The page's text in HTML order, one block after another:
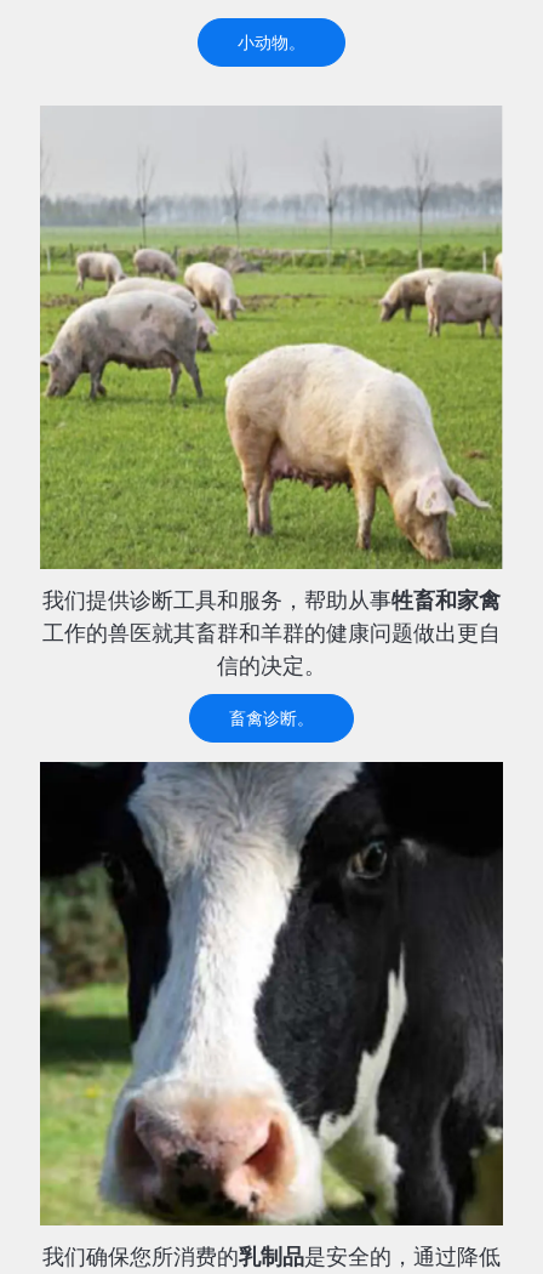
小动物。
我们提供诊断工具和服务，帮助从事牲畜和家禽
工作的兽医就其畜群和羊群的健康问题做出更自
信的决定。
畜禽诊断。
我们确保您所消费的乳制品是安全的，通过降低